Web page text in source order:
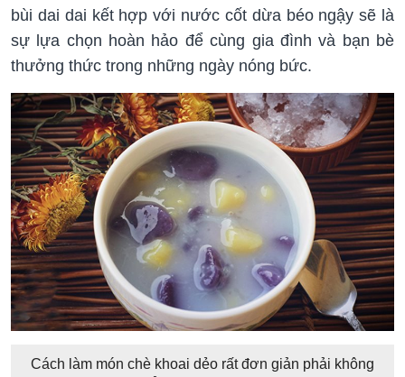
bùi dai dai kết hợp với nước cốt dừa béo ngậy sẽ là
sự lựa chọn hoàn hảo để cùng gia đình và bạn bè
thưởng thức trong những ngày nóng bức.
Cách làm món chè khoai dẻo rất đơn giản phải không